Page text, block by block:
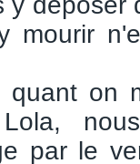
mourir
quant on
Lola,
par le